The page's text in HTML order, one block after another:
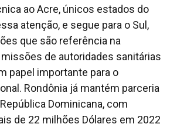
ao Acre, únicos estados do
atenção, e segue para o Sul,
que são referência na
de autoridades sanitárias
papel importante para o
Rondônia já mantém parceria
Dominicana, com
de 22 milhões Dólares em 2022